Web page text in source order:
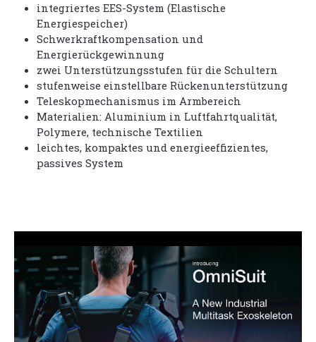
integriertes EES-System (Elastische
Energiespeicher)
Schwerkraftkompensation und
Energierückgewinnung
zwei Unterstützungsstufen für die Schultern
stufenweise einstellbare Rückenunterstützung
Teleskopmechanismus im Armbereich
Materialien: Aluminium in Luftfahrtqualität,
Polymere, technische Textilien
leichtes, kompaktes und energieeffizientes,
passives System